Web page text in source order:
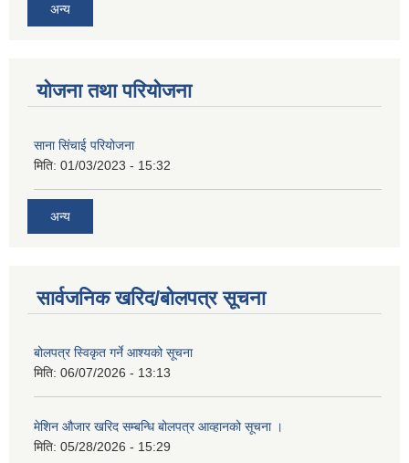
अन्य
योजना तथा परियोजना
साना सिंचाई परियोजना
मिति: 01/03/2023 - 15:32
अन्य
सार्वजनिक खरिद/बोलपत्र सूचना
बोलपत्र स्विकृत गर्ने आश्यको सूचना
मिति: 06/07/2026 - 13:13
मेशिन औजार खरिद सम्बन्धि बोलपत्र आव्हानको सूचना ।
मिति: 05/28/2026 - 15:29